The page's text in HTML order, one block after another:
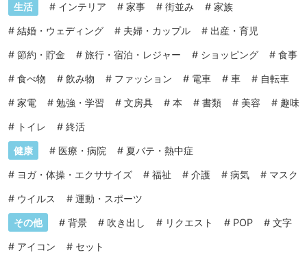
生活 # インテリア # 家事 # 街並み # 家族
# 結婚・ウェディング # 夫婦・カップル # 出産・育児
# 節約・貯金 # 旅行・宿泊・レジャー # ショッピング # 食事
# 食べ物 # 飲み物 # ファッション # 電車 # 車 # 自転車
# 家電 # 勉強・学習 # 文房具 # 本 # 書類 # 美容 # 趣味
# トイレ # 終活
健康 # 医療・病院 # 夏バテ・熱中症
# ヨガ・体操・エクササイズ # 福祉 # 介護 # 病気 # マスク
# ウイルス # 運動・スポーツ
その他 # 背景 # 吹き出し # リクエスト # POP # 文字
# アイコン # セット